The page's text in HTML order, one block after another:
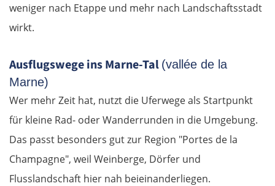
weniger nach Etappe und mehr nach Landschaftsstadt
wirkt.
Ausflugswege ins Marne-Tal (vallée de la
Marne)
Wer mehr Zeit hat, nutzt die Uferwege als Startpunkt
für kleine Rad- oder Wanderrunden in die Umgebung.
Das passt besonders gut zur Region "Portes de la
Champagne", weil Weinberge, Dörfer und
Flusslandschaft hier nah beieinanderliegen.
Italien
Venedig
Padua
Ferrara
Bologna